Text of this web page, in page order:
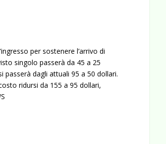
per sostenere l’arrivo di
singolo passerà da 45 a 25
passerà dagli attuali 95 a 50 dollari.
ridursi da 155 a 95 dollari,